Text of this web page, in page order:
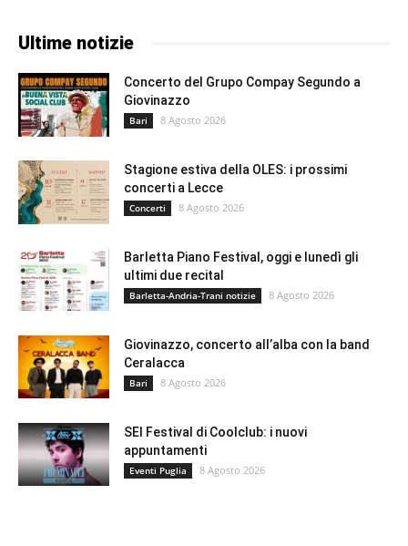
Ultime notizie
Concerto del Grupo Compay Segundo a
Giovinazzo
Bari 8 Agosto 2026
Stagione estiva della OLES: i prossimi
concerti a Lecce
Concerti 8 Agosto 2026
Barletta Piano Festival, oggi e lunedì gli
ultimi due recital
Barletta-Andria-Trani notizie 8 Agosto 2026
Giovinazzo, concerto all’alba con la band
Ceralacca
Bari 8 Agosto 2026
SEI Festival di Coolclub: i nuovi
appuntamenti
Eventi Puglia 8 Agosto 2026